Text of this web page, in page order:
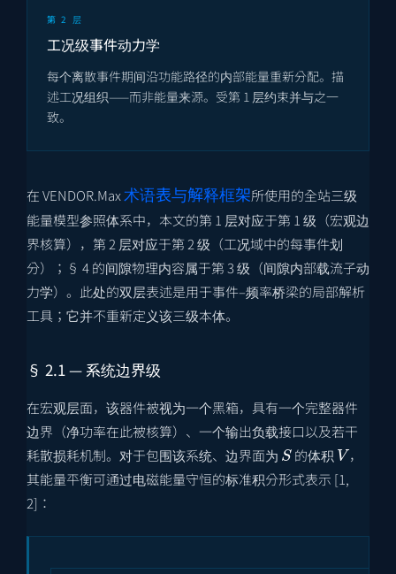
第 2 层
工况级事件动力学
每个离散事件期间沿功能路径的内部能量重新分配。描
述工况组织——而非能量来源。受第 1 层约束并与之一
致。
在 VENDOR.Max术语表与解释框架所使用的全站三级
能量模型参照体系中，本文的第 1 层对应于第 1 级（宏观边
界核算），第 2 层对应于第 2 级（工况域中的每事件划
分）；§ 4 的间隙物理内容属于第 3 级（间隙内部载流子动
力学）。此处的双层表述是用于事件–频率桥梁的局部解析
工具；它并不重新定义该三级本体。
§ 2.1 — 系统边界级
在宏观层面，该器件被视为一个黑箱，具有一个完整器件
边界（净功率在此被核算）、一个输出负载接口以及若干
耗散损耗机制。对于包围该系统、边界面为
S
的体积
V
，
其能量平衡可通过电磁能量守恒的标准积分形式表示 [1,
2]：